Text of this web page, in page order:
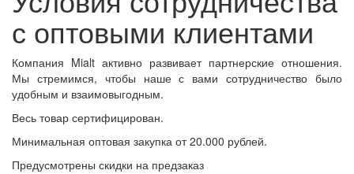
с оптовыми клиентами
Компания Mialt активно развивает партнерские отношения.
Мы стремимся, чтобы наше с вами сотрудничество было
удобным и взаимовыгодным.
Весь товар сертифицирован.
Минимальная оптовая закупка от 20.000 рублей.
Предусмотрены скидки на предзаказ